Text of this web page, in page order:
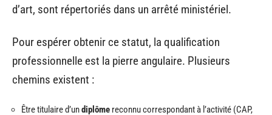
d’art, sont répertoriés dans un arrêté ministériel.
Pour espérer obtenir ce statut, la qualification
professionnelle est la pierre angulaire. Plusieurs
chemins existent :
Être titulaire d’undiplôme reconnu correspondant à l’activité (CAP,